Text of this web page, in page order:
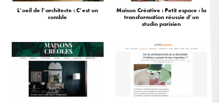
L’oeil de l’architecte : C’est un
comble
Maison Créative : Petit espace : la
transformation réussie d’un
studio parisien